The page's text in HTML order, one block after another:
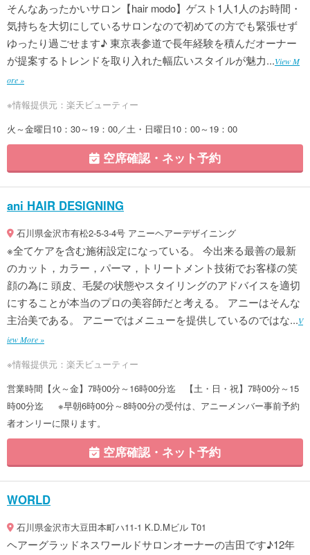
そんなあったかいサロン【hair modo】ゲスト1人1人のお時間・
気持ちを大切にしているサロンなので初めての方でも緊張せず
ゆったり過ごせます♪ 東京表参道で長年経験を積んだオーナー
が提案するトレンドを取り入れた幅広いスタイルが魅力...View M
ore »
※情報提供元：楽天ビューティー
火～金曜日10：30～19：00／土・日曜日10：00～19：00
空席確認・ネット予約
ani HAIR DESIGNING
石川県金沢市有松2-5-3-4号 アニーヘアーデザイニング
※全てケアを含む施術設定になっている。 今出来る最善の最新
のカット，カラー，パーマ，トリートメント技術でお客様の笑
顔の為に 頭皮、毛髪の状態やスタイリングのアドバイスを適切
にすることが本当のプロの美容師だと考える。 アニーはそんな
主治美である。 アニーではメニューを提供しているのではな...V
iew More »
※情報提供元：楽天ビューティー
営業時間【火～金】7時00分～16時00分迄 【土・日・祝】7時00分～15
時00分迄 ※早朝6時00分～8時00分の受付は、アニーメンバー事前予約
者オンリーに限ります。
空席確認・ネット予約
WORLD
石川県金沢市大豆田本町ハ11-1 K.D.Mビル T01
ヘアーグラッドネスワールドサロンオーナーの吉田です♪12年